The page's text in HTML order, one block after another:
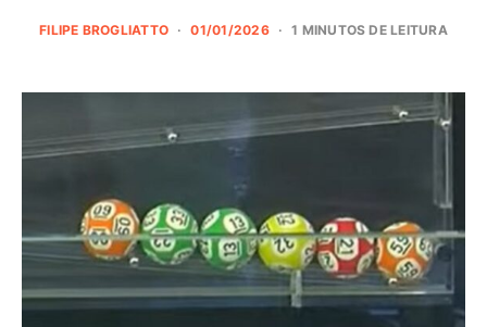
FILIPE BROGLIATTO 01/01/2026 1 MINUTOS DE LEITURA